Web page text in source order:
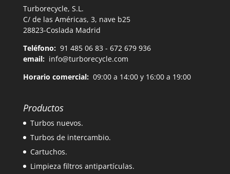
Turborecycle, S.L.
C/ de las Américas, 3, nave b25
28823-Coslada Madrid
Teléfono: 91 485 06 83 - 672 679 936
email: info@turborecycle.com
Horario comercial:09:00 a 14:00 y 16:00 a 19:00
Productos
Turbos nuevos.
Turbos de intercambio.
Cartuchos.
Limpieza filtros antipartículas.